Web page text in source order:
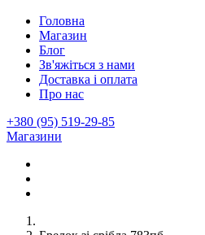
Головна
Магазин
Блог
Зв'яжіться з нами
Доставка і оплата
Про нас
+380 (95) 519-29-85
Магазини